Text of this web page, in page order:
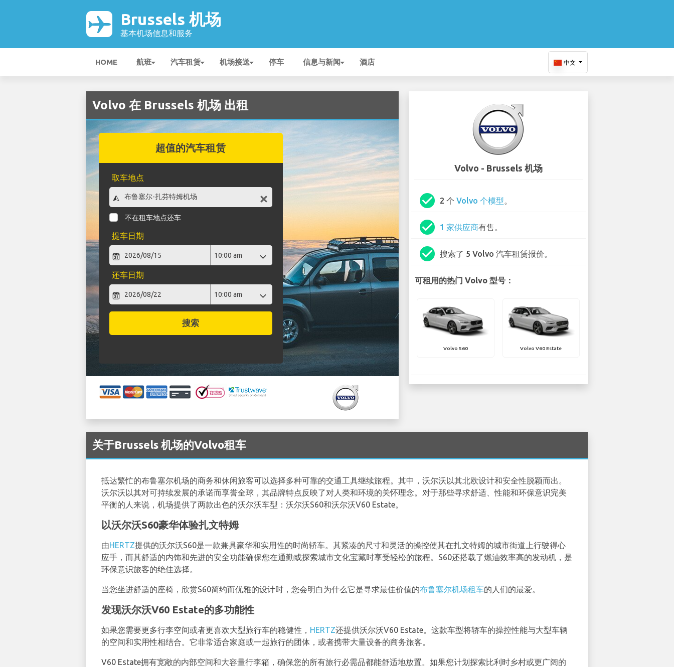
Brussels 机场
基本机场信息和服务
HOME 航班 汽车租赁 机场接送 停车 信息与新闻 酒店 中文
Volvo 在 Brussels 机场 出租
超值的汽车租赁
取车地点
不在租车地点还车
提车日期
还车日期
搜索
Volvo - Brussels 机场
check_circle 2 个Volvo 个模型。
check_circle 1 家供应商有售。
check_circle 搜索了 5 Volvo 汽车租赁报价。
可租用的热门 Volvo 型号：
Volvo S60 Volvo V60 Estate
关于Brussels 机场的Volvo租车
抵达繁忙的布鲁塞尔机场的商务和休闲旅客可以选择多种可靠的交通工具继续旅程。其中，沃尔沃以其北欧设计和安全性脱颖而出。
沃尔沃以其对可持续发展的承诺而享誉全球，其品牌特点反映了对人类和环境的关怀理念。对于那些寻求舒适、性能和环保意识完美
平衡的人来说，机场提供了两款出色的沃尔沃车型：沃尔沃S60和沃尔沃V60 Estate。
以沃尔沃S60豪华体验扎文特姆
由HERTZ提供的沃尔沃S60是一款兼具豪华和实用性的时尚轿车。其紧凑的尺寸和灵活的操控使其在扎文特姆的城市街道上行驶得心
应手，而其舒适的内饰和先进的安全功能确保您在通勤或探索城市文化宝藏时享受轻松的旅程。S60还搭载了燃油效率高的发动机，是
环保意识旅客的绝佳选择。
当您坐进舒适的座椅，欣赏S60简约而优雅的设计时，您会明白为什么它是寻求最佳价值的布鲁塞尔机场租车的人们的最爱。
发现沃尔沃V60 Estate的多功能性
如果您需要更多行李空间或者更喜欢大型旅行车的稳健性， HERTZ还提供沃尔沃V60 Estate。这款车型将轿车的操控性能与大型车辆
的空间和实用性相结合。它非常适合家庭或一起旅行的团体，或者携带大量设备的商务旅客。
V60 Estate拥有宽敞的内部空间和大容量行李箱，确保您的所有旅行必需品都能舒适地放置。如果您计划探索比利时乡村或更广阔的